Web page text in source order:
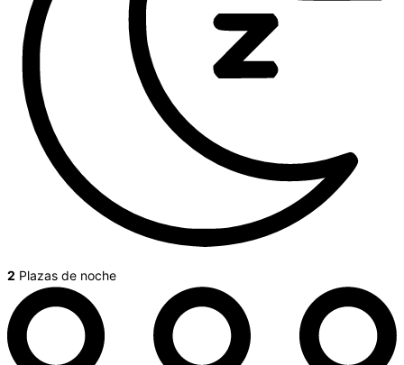
2 Plazas de noche